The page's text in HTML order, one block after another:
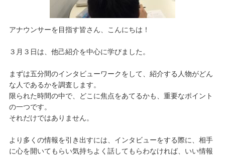
アナウンサーを目指す皆さん、こんにちは！
３月３日は、他己紹介を中心に学びました。
まずは五分間のインタビューワークをして、紹介する人物がどん
な人であるかを調査します。
限られた時間の中で、どこに焦点をあてるかも、重要なポイント
の一つです。
それだけではありません。
より多くの情報を引き出すには、インタビューをする際に、相手
に心を開いてもらい気持ちよく話してもらわなければ、いい情報